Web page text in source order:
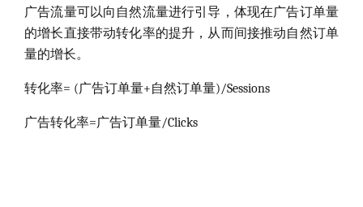
广告流量可以向自然流量进行引导，体现在广告订单量
的增长直接带动转化率的提升，从而间接推动自然订单
量的增长。
转化率= (广告订单量+自然订单量)/Sessions
广告转化率=广告订单量/Clicks